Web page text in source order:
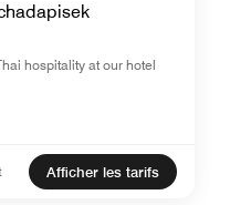
hospitality at our hotel
Afficher les tarifs